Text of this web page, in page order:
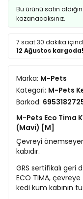
Bu ürünü satın
kazanacaksınız.
7 saat 30 dakika
12 Ağustos kargoda!
Marka: M-Pets
Kategori: M-Pets
Barkod:
M-Pets Eco Tima
(Mavi) [M]
Çevreyi
kabıdır.
GRS sertifikalı
ECO TIMA,
kedi kum kabının